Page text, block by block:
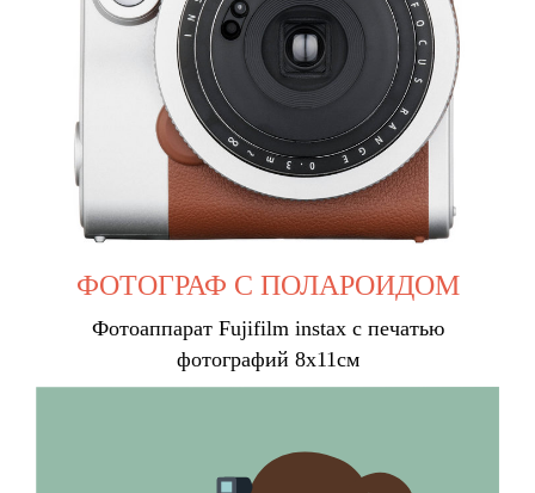
ФОТОГРАФ С ПОЛАРОИДОМ
Фотоаппарат Fujifilm instax с печатью
фотографий 8х11см